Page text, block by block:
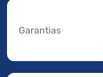
Garantias